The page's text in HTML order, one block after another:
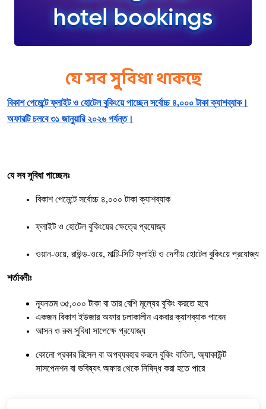
যে সব সুবিধা থাকছে
বিকাশ পেমেন্টে ফ্লাইট ও হোটেল বুকিংয়ে পাচ্ছেন সর্বোচ্চ ৪,০০০ টাকা ক্যাশব্যাক।
অফারটি চলবে ৩১ জানুয়ারি ২০২৬ পর্যন্ত।
যে সব সুবিধা পাচ্ছেনঃ
বিকাশ পেমেন্টে সর্বোচ্চ ৪,০০০ টাকা ক্যাশব্যাক
ফ্লাইট ও হোটেল বুকিংয়ের ক্ষেত্রে প্রযোজ্য
ওয়ান-ওয়ে, রাউন্ড-ওয়ে, মাল্টি-সিটি ফ্লাইট ও দেশীয় হোটেল বুকিংয়ে প্রযোজ্য
শর্তাবলীঃ
ন্যূনতম ৩৫,০০০ টাকা বা তার বেশি মূল্যের বুকিং করতে হবে
একজন বিকাশ ইউজার অফার চলাকালীন একবার ক্যাশব্যাক পাবেন
আসন ও রুম সুবিধা সাপেক্ষে প্রযোজ্য
কোনো প্রকার রিসেল বা অপব্যবহার করলে বুকিং বাতিল, অ্যাকাউন্ট
সাসপেনশন বা ভবিষ্যৎ অফার থেকে নিষিদ্ধ করা হতে পারে